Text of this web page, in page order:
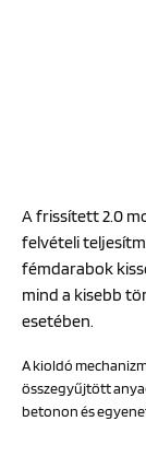
A frissített 2.0
felvételi
fémdarabok
mind a kisebb
esetében.
A kioldó
összegyűjtött
betonon és